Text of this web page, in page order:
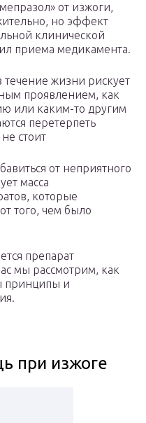
от изжоги,
но эффект
клинической
приема медикамента.
жизни рискует
проявлением, как
или каким-то другим
перетерпеть
стоит
от неприятного
масса
которые
того, чем было
препарат
мы рассмотрим, как
принципы и
при изжоге